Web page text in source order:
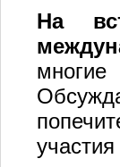
На
многие